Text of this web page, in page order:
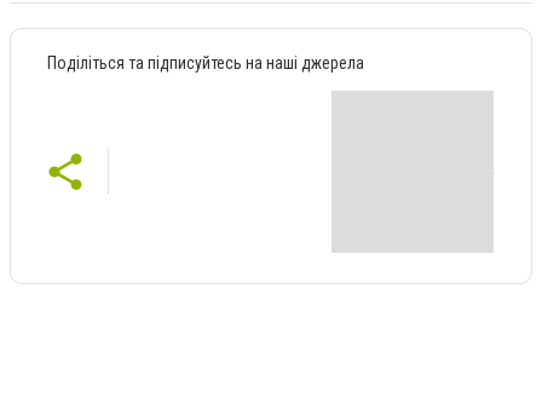
Поділіться та підписуйтесь на наші джерела